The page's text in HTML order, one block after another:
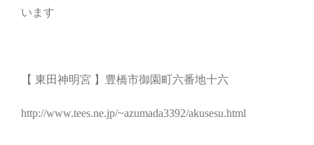
います
【 東田神明宮 】豊橋市御園町六番地十六
http://www.tees.ne.jp/~azumada3392/akusesu.html